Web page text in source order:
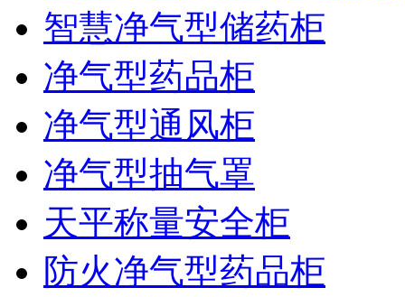
智慧净气型储药柜
净气型药品柜
净气型通风柜
净气型抽气罩
天平称量安全柜
防火净气型药品柜